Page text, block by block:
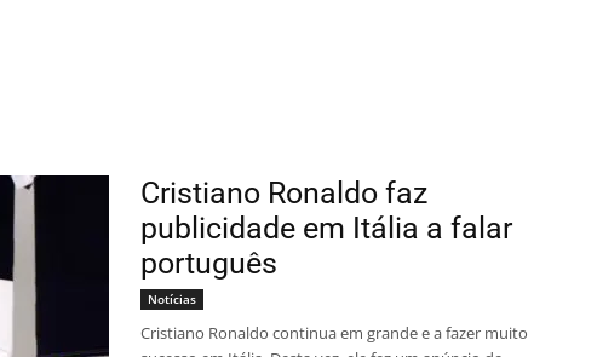
Cristiano Ronaldo faz
publicidade em Itália a falar
português
Notícias
Cristiano Ronaldo continua em grande e a fazer muito